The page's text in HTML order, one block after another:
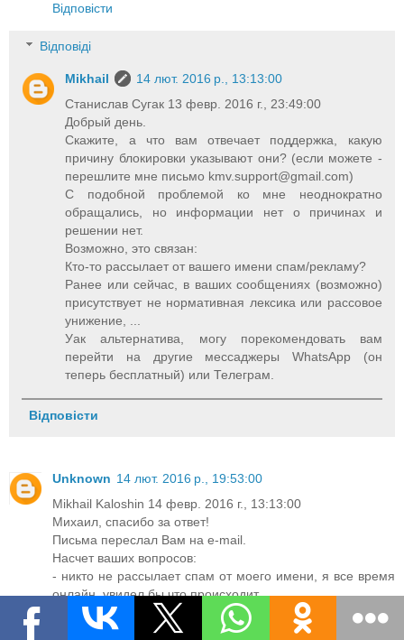
Відповісти
Відповіді
Mikhail
14 лют. 2016 р., 13:13:00
Станислав Сугак 13 февр. 2016 г., 23:49:00
Добрый день.
Скажите, а что вам отвечает поддержка, какую
причину блокировки указывают они? (если можете -
перешлите мне письмо kmv.support@gmail.com)
С подобной проблемой ко мне неоднократно
обращались, но информации нет о причинах и
решении нет.
Возможно, это связан:
Кто-то рассылает от вашего имени спам/рекламу?
Ранее или сейчас, в ваших сообщениях (возможно)
присутствует не нормативная лексика или рассовое
унижение, ...
Уак альтернатива, могу порекомендовать вам
перейти на другие мессаджеры WhatsApp (он
теперь бесплатный) или Телеграм.
Відповісти
Unknown 14 лют. 2016 р., 19:53:00
Mikhail Kaloshin 14 февр. 2016 г., 13:13:00
Михаил, спасибо за ответ!
Письма переслал Вам на e-mail.
Насчет ваших вопросов:
- никто не рассылает спам от моего имени, я все время
онлайн, увидел бы что происходит
- ненормативная лексика...хм...да,вы знаете, было пару
слов, между прочим, по-русски. Viber заточен под